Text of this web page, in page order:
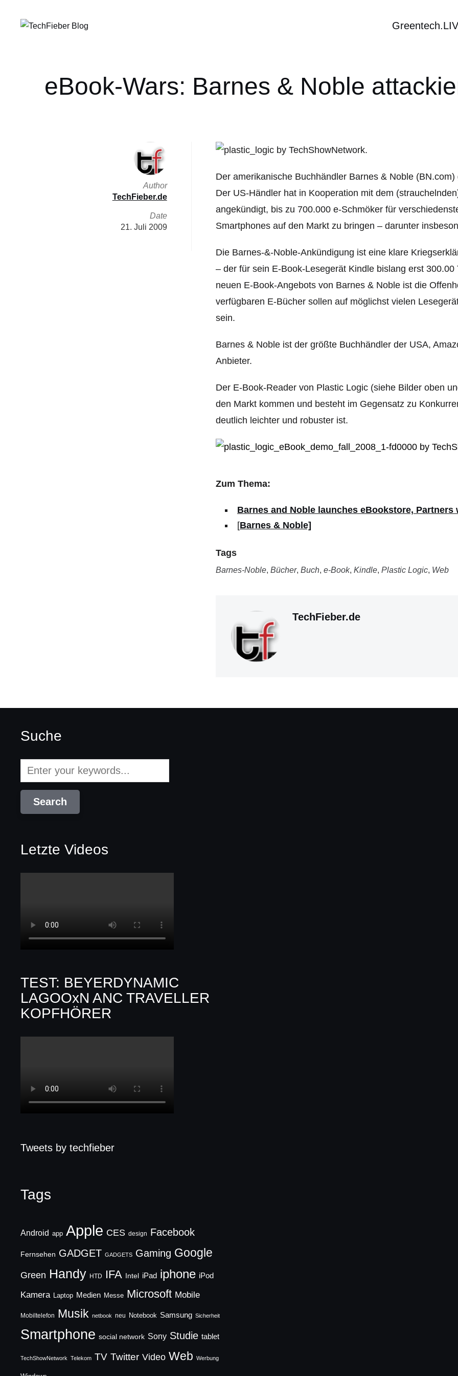
eBook-Wars: Barnes & Noble
Der amerikanische Buchhändler Barnes & Noble
Der US-Händler hat in Kooperation mit dem
angekündigt, bis zu 700.000 e-Schmöker für
Smartphones auf den Markt zu bringen – darunter
Die Barnes-&-Noble-Ankündigung ist eine klare
– der für sein E-Book-Lesegerät Kindle bislang erst
neuen E-Book-Angebots von Barnes & Noble ist die
verfügbaren E-Bücher sollen auf möglichst vielen
sein.
Barnes & Noble ist der größte Buchhändler der USA,
Anbieter.
Der E-Book-Reader von Plastic Logic (siehe Bilder oben
den Markt kommen und besteht im Gegensatz zu
deutlich leichter und robuster ist.
Zum Thema:
Barnes and Noble launches eBookstore,
[Barnes & Noble]
Tags
Barnes-Noble, Bücher, Buch, e-Book, Kindle, Plastic Logic, Web
TechFieber.de
Author
TechFieber.de
Date
21. Juli 2009
Suche
Letzte Videos
TEST: BEYERDYNAMIC
LAGOOxN ANC TRAVELLER
KOPFHÖRER
Tweets by techfieber
Tags
Android app Apple CES design Facebook
Fernsehen GADGET GADGETS Gaming Google
Green Handy HTD IFA Intel iPad iphone iPod
Kamera Laptop Medien Messe Microsoft Mobile
Mobiltelefon Musik netbook neu Notebook Samsung Sicherheit
Smartphone social network Sony Studie tablet
TechShowNetwork Telekom TV Twitter Video Web Werbung